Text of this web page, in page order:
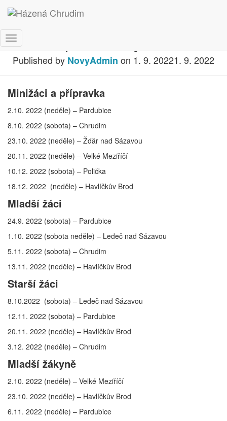
Toggle
Navigation
Published by NovyAdmin on 1. 9. 20221. 9. 2022
Minižáci a přípravka
2.10. 2022 (neděle) – Pardubice
8.10. 2022 (sobota) – Chrudim
23.10. 2022 (neděle) – Žďár nad Sázavou
20.11. 2022 (neděle) – Velké Meziříčí
10.12. 2022 (sobota) – Polička
18.12. 2022 (neděle) – Havlíčkův Brod
Mladší žáci
24.9. 2022 (sobota) – Pardubice
1.10. 2022 (sobota neděle) – Ledeč nad Sázavou
5.11. 2022 (sobota) – Chrudim
13.11. 2022 (neděle) – Havlíčkův Brod
Starší žáci
8.10.2022 (sobota) – Ledeč nad Sázavou
12.11. 2022 (sobota) – Pardubice
20.11. 2022 (neděle) – Havlíčkův Brod
3.12. 2022 (neděle) – Chrudim
Mladší žákyně
2.10. 2022 (neděle) – Velké Meziříčí
23.10. 2022 (neděle) – Havlíčkův Brod
6.11. 2022 (neděle) – Pardubice